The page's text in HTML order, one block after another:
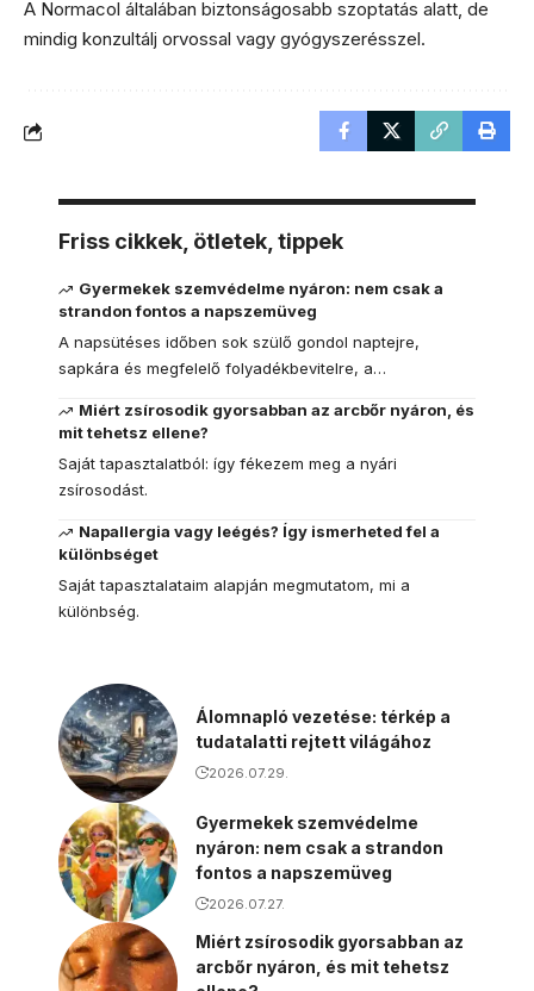
A Normacol általában biztonságosabb szoptatás alatt, de
mindig konzultálj orvossal vagy gyógyszerésszel.
Friss cikkek, ötletek, tippek
Gyermekek szemvédelme nyáron: nem csak a
strandon fontos a napszemüveg
A napsütéses időben sok szülő gondol naptejre,
sapkára és megfelelő folyadékbevitelre, a…
Miért zsírosodik gyorsabban az arcbőr nyáron, és
mit tehetsz ellene?
Saját tapasztalatból: így fékezem meg a nyári
zsírosodást.
Napallergia vagy leégés? Így ismerheted fel a
különbséget
Saját tapasztalataim alapján megmutatom, mi a
különbség.
Álomnapló vezetése: térkép a
tudatalatti rejtett világához
2026.07.29.
Gyermekek szemvédelme
nyáron: nem csak a strandon
fontos a napszemüveg
2026.07.27.
Miért zsírosodik gyorsabban az
arcbőr nyáron, és mit tehetsz